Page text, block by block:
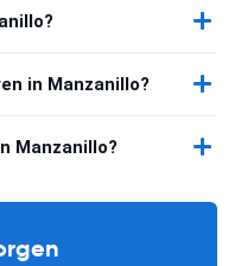
in Manzanillo?
Manzanillo?